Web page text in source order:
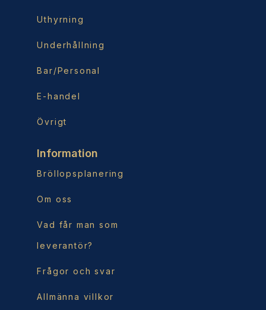
Uthyrning
Underhållning
Bar/Personal
E-handel
Övrigt
Information
Bröllopsplanering
Om oss
Vad får man som
leverantör?
Frågor och svar
Allmänna villkor